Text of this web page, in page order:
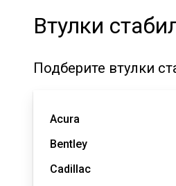
Втулки
Подберите втулки
Acura
Bentley
Cadillac